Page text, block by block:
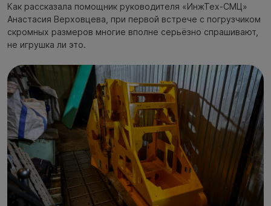
Как рассказала помощник руководителя «ИнжТех-СМЦ»
Анастасия Верховцева, при первой встрече с погрузчиком
скромных размеров многие вполне серьёзно спрашивают,
не игрушка ли это.